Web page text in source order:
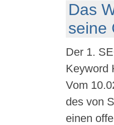
Das
seine
Der 1.
Keyword
Vom
des von
einen